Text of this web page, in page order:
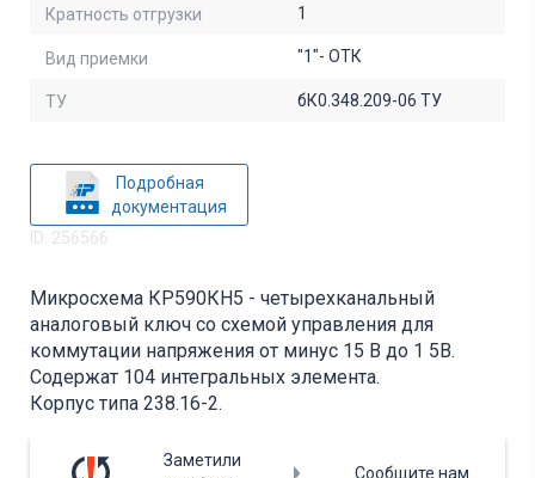
Кратность отгрузки 1
Вид приемки "1"- ОТК
ТУ бК0.348.209-06 ТУ
Подробная
документация
ID: 256566
Микросхема КР590КН5 - четырехканальный
аналоговый ключ со схемой управления для
коммутации напряжения от минус 15 В до 1 5В.
Содержат 104 интегральных элемента.
Корпус типа 238.16-2.
Заметили
Сообщите нам